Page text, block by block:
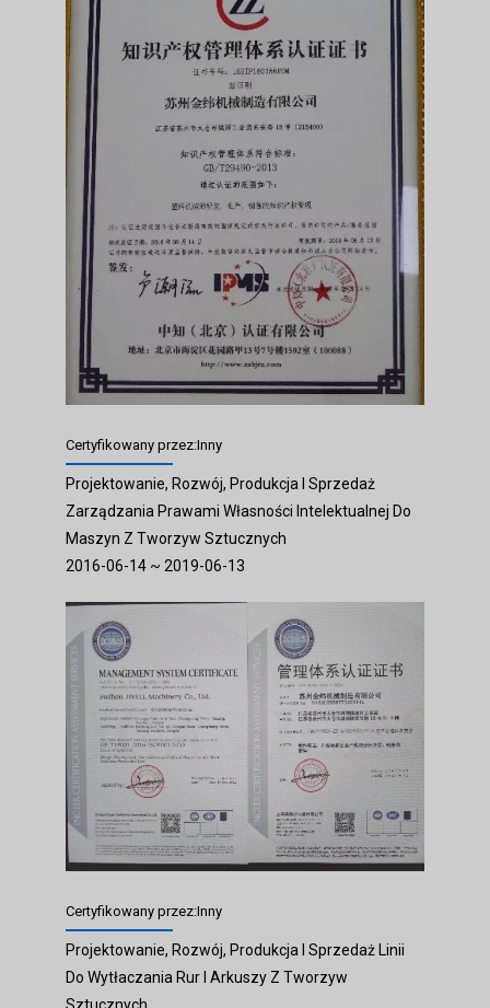
Certyfikowany przez:Inny
Projektowanie, Rozwój, Produkcja I Sprzedaż
Zarządzania Prawami Własności Intelektualnej Do
Maszyn Z Tworzyw Sztucznych
2016-06-14 ~ 2019-06-13
Certyfikowany przez:Inny
Projektowanie, Rozwój, Produkcja I Sprzedaż Linii
Do Wytłaczania Rur I Arkuszy Z Tworzyw